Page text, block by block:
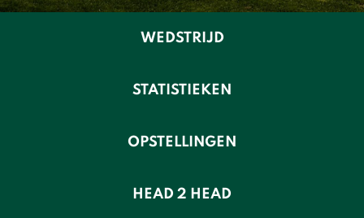
WEDSTRIJD
STATISTIEKEN
OPSTELLINGEN
HEAD 2 HEAD